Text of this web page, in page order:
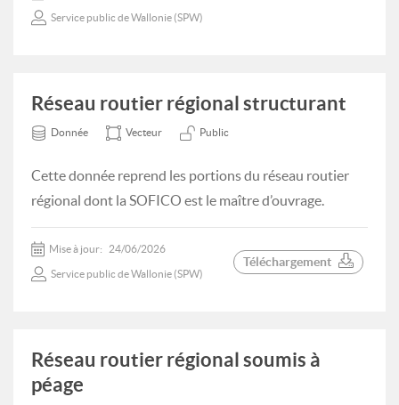
Service public de Wallonie (SPW)
Réseau routier régional structurant
Donnée Vecteur Public
Cette donnée reprend les portions du réseau routier
régional dont la SOFICO est le maître d’ouvrage.
Mise à jour: 24/06/2026
Service public de Wallonie (SPW)
Téléchargement
Réseau routier régional soumis à
péage